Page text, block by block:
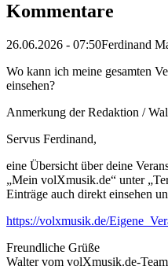
Kommentare
26.06.2026 - 07:50Ferdinand
Wo kann ich meine gesamten
einsehen?
Anmerkung der Redaktion /
Servus Ferdinand,
eine Übersicht über deine
„Mein volXmusik.de“ unter
Einträge auch direkt einsehen
https://volxmusik.de/
Freundliche Grüße
Walter vom volXmusik.de-Team